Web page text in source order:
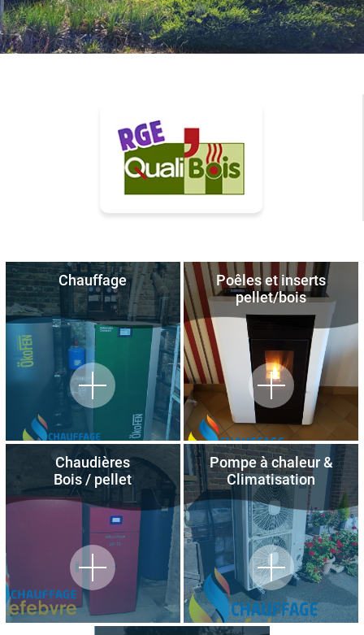
Chauffage
Poêles et inserts
pellet/bois
Chaudières
Bois / pellet
Pompe à chaleur &
Climatisation